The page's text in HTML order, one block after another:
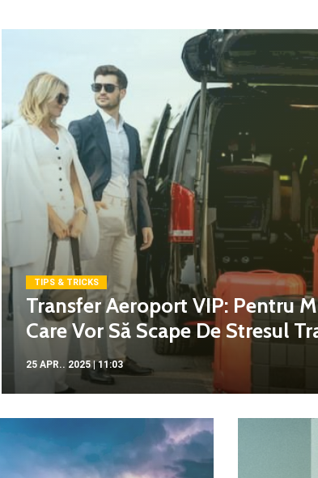
TIPS & TRICKS
Transfer Aeroport VIP: Pentru
Care Vor Să Scape De Stresul
25 APR.. 2025 | 11:03